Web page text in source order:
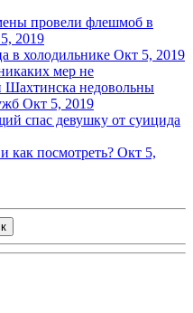
провели флешмоб в
2019
в холодильнике Окт 5, 2019
мер не
Шахтинска недовольны
Окт 5, 2019
спас девушку от суицида
как посмотреть? Окт 5,